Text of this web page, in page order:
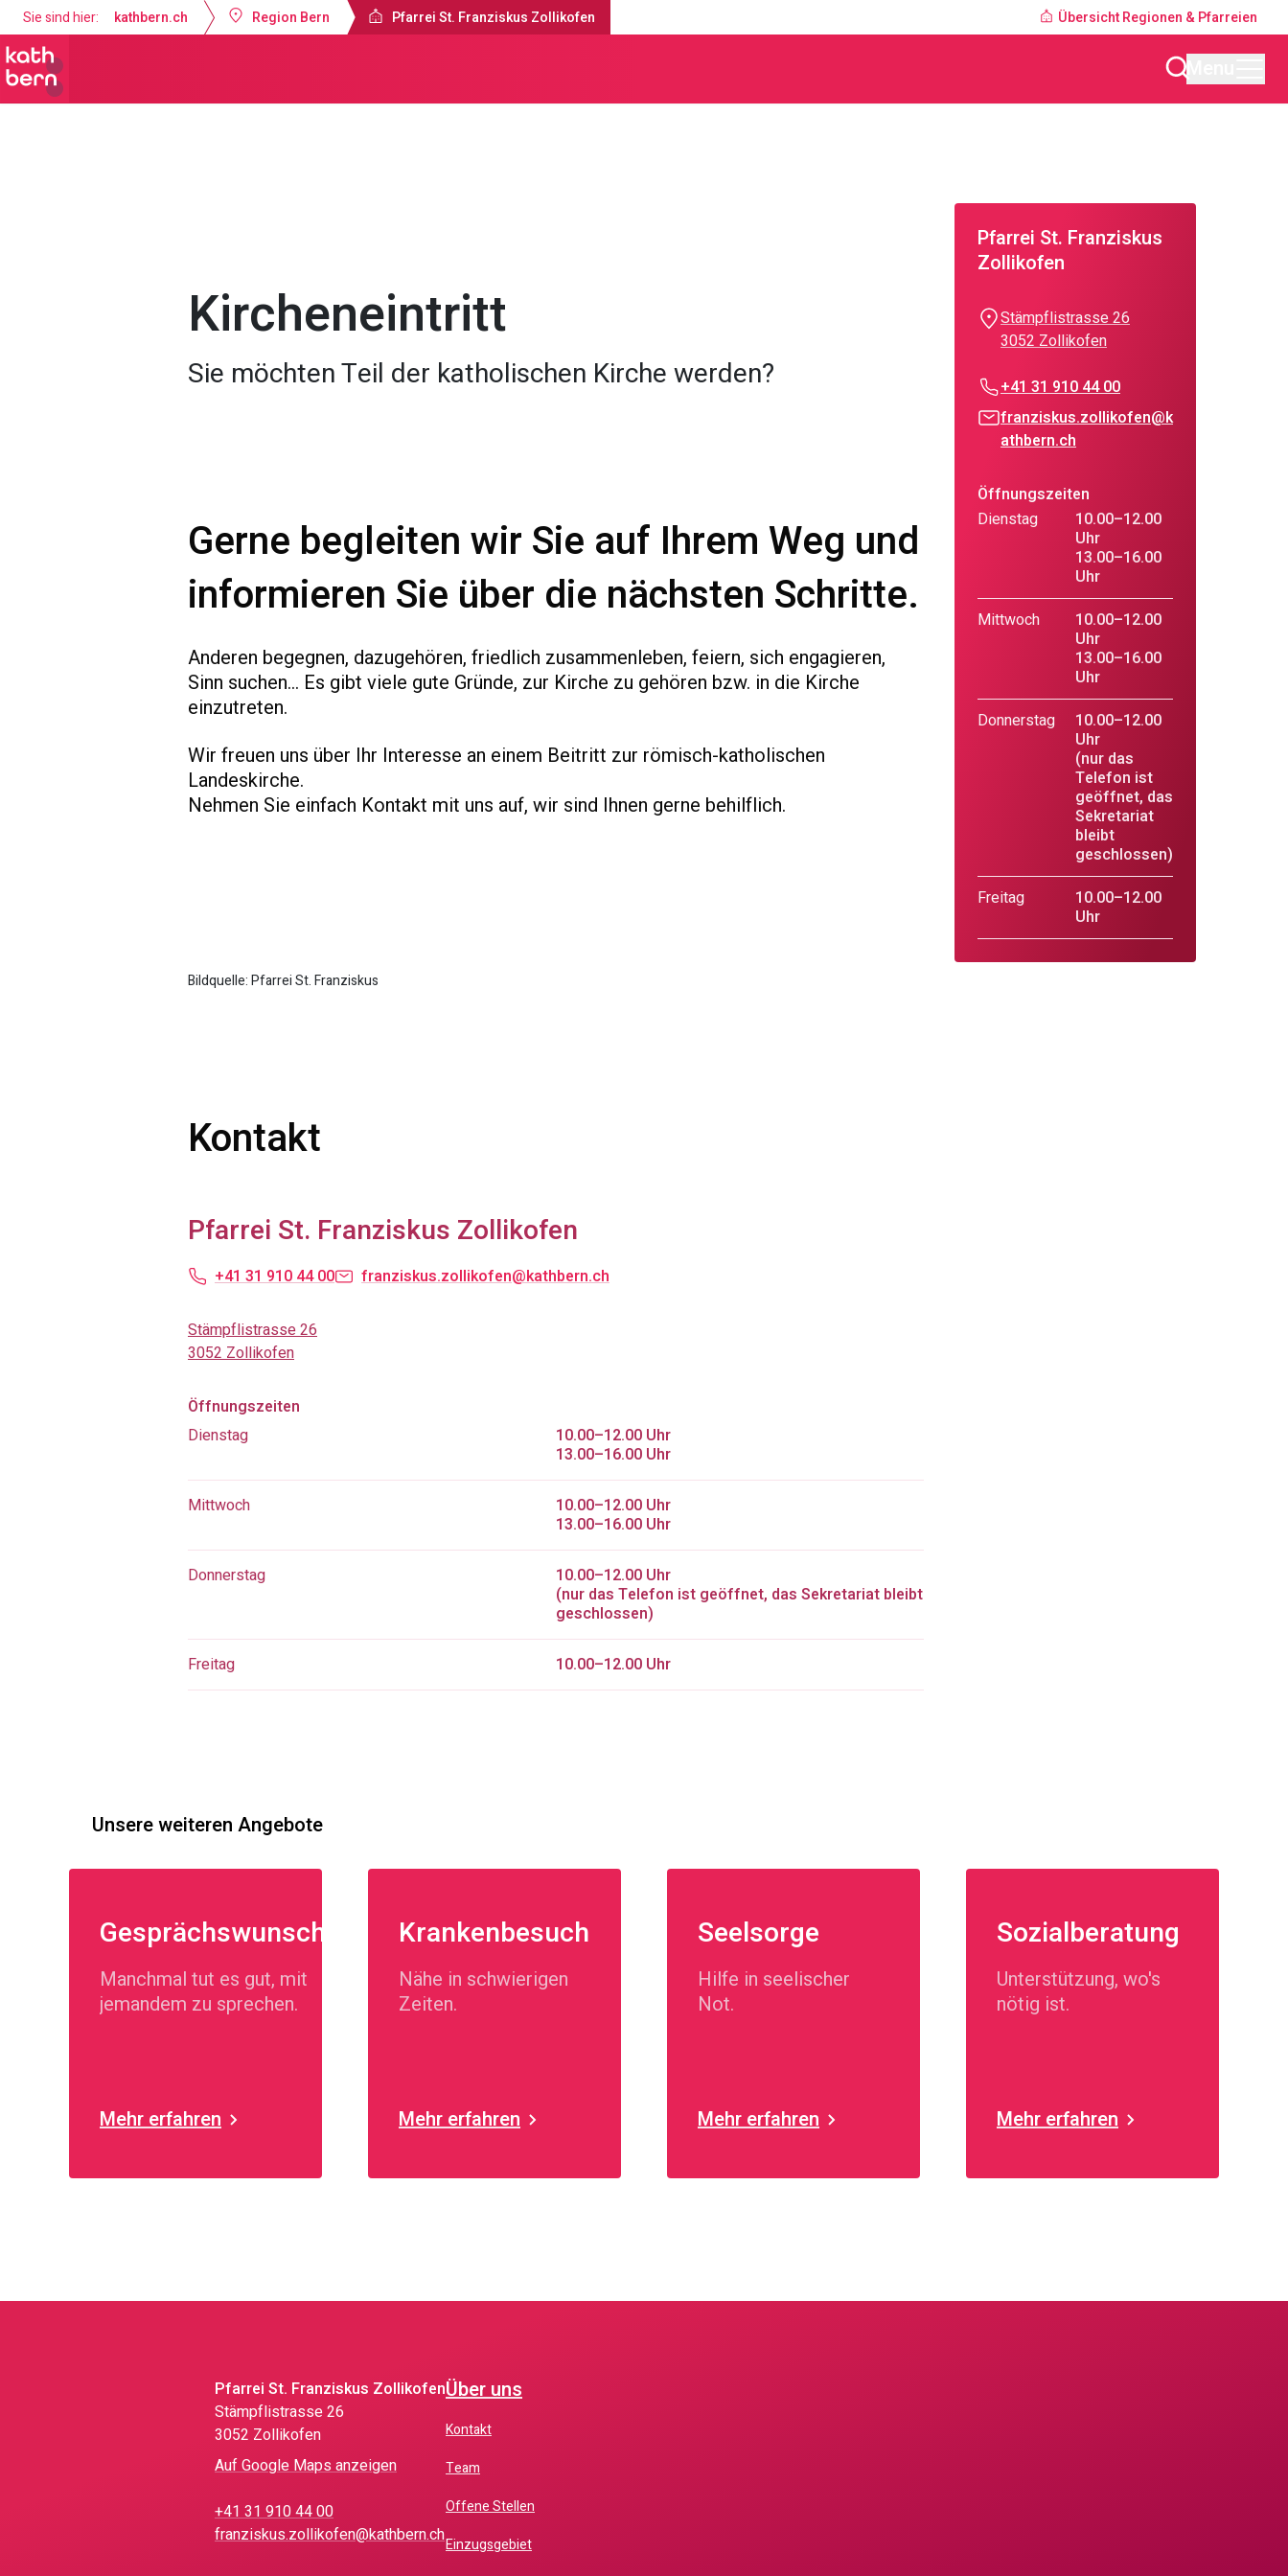
Sie sind hier: kathbern.ch Region Bern Pfarrei St. Franziskus Zollikofen Übersicht Regionen & Pfarreien
Kircheneintritt
Sie möchten Teil der katholischen Kirche werden?
Pfarrei St. Franziskus
Zollikofen
Stämpflistrasse 26
3052 Zollikofen
+41 31 910 44 00
franziskus.zollikofen@k
athbern.ch
Öffnungszeiten
Dienstag
10.00–12.00
Uhr
13.00–16.00
Uhr
Mittwoch
10.00–12.00
Uhr
13.00–16.00
Uhr
Donnerstag
10.00–12.00
Uhr
(nur das
Telefon ist
geöffnet, das
Sekretariat
bleibt
geschlossen)
Freitag
10.00–12.00
Uhr
Gerne begleiten wir Sie auf Ihrem Weg und
informieren Sie über die nächsten Schritte.
Anderen begegnen, dazugehören, friedlich zusammenleben, feiern, sich engagieren,
Sinn suchen... Es gibt viele gute Gründe, zur Kirche zu gehören bzw. in die Kirche
einzutreten.
Wir freuen uns über Ihr Interesse an einem Beitritt zur römisch-katholischen
Landeskirche.
Nehmen Sie einfach Kontakt mit uns auf, wir sind Ihnen gerne behilflich.
Bildquelle: Pfarrei St. Franziskus
Kontakt
Pfarrei St. Franziskus Zollikofen
+41 31 910 44 00 franziskus.zollikofen@kathbern.ch
Stämpflistrasse 26
3052 Zollikofen
Öffnungszeiten
Dienstag
10.00–12.00 Uhr
13.00–16.00 Uhr
Mittwoch
10.00–12.00 Uhr
13.00–16.00 Uhr
Donnerstag
10.00–12.00 Uhr
(nur das Telefon ist geöffnet, das Sekretariat bleibt
geschlossen)
Freitag 10.00–12.00 Uhr
Unsere weiteren Angebote
Gesprächswunsch
Manchmal tut es gut, mit
jemandem zu sprechen.
Mehr erfahren
Krankenbesuch
Nähe in schwierigen
Zeiten.
Mehr erfahren
Seelsorge
Hilfe in seelischer
Not.
Mehr erfahren
Sozialberatung
Unterstützung, wo's
nötig ist.
Mehr erfahren
Pfarrei St. Franziskus Zollikofen
Stämpflistrasse 26
3052 Zollikofen
Auf Google Maps anzeigen
+41 31 910 44 00
franziskus.zollikofen@kathbern.ch
Über uns
Kontakt
Team
Offene Stellen
Einzugsgebiet